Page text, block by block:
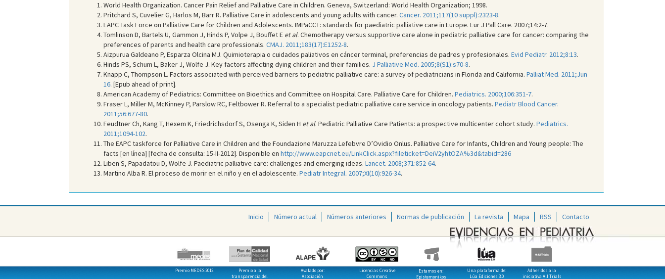
World Health Organization. Cancer Pain Relief and Palliative Care in Children. Geneva, Switzerland: World Health Organization; 1998.
Pritchard S, Cuvelier G, Harlos M, Barr R. Palliative Care in adolescents and young adults with cancer. Cancer. 2011;117(10 suppl):2323-8.
EAPC Task Force on Palliative Care for Children and Adolescents. IMPaCCT: standards for paediatric palliative care in Europe. Eur J Pall Care. 2007;14:2-7.
Tomlinson D, Bartels U, Gammon J, Hinds P, Volpe J, Bouffet E et al. Chemotherapy versus supportive care alone in pediatric palliative care for cancer: comparing the
preferences of parents and health care professionals. CMAJ. 2011;183(17):E1252-8.
Aizpurua Galdeano P, Esparza Olcina MJ. Quimioterapia o cuidados paliativos en cáncer terminal, preferencias de padres y profesionales. Evid Pediatr. 2012;8:13.
Hinds PS, Schum L, Baker J, Wolfe J. Key factors affecting dying children and their families. J Palliative Med. 2005;8(S1):s70-8.
Knapp C, Thompson L. Factors associated with perceived barriers to pediatric palliative care: a survey of pediatricians in Florida and California. Palliat Med. 2011;Jun
16. [Epub ahead of print].
American Academy of Pediatrics: Committee on Bioethics and Committee on Hospital Care. Palliative Care for Children. Pediatrics. 2000;106:351-7.
Fraser L, Miller M, McKinney P, Parslow RC, Feltbower R. Referral to a specialist pediatric palliative care service in oncology patients. Pediatr Blood Cancer.
2011;56:677-80.
Feudtner Ch, Kang T, Hexem K, Friedrichsdorf S, Osenga K, Siden H et al. Pediatric Palliative Care Patients: a prospective multicenter cohort study. Pediatrics.
2011;1094-102.
The EAPC taskforce for Palliative Care in Children and the Foundazione Maruzza Lefebvre D’Ovidio Onlus. Palliative Care for Infants, Children and Young people: The
facts [en línea] [fecha de consulta: 15-II-2012]. Disponible en http://www.eapcnet.eu/LinkClick.aspx?fileticket=DeiV2yhtOZA%3d&tabid=286
Liben S, Papadatou D, Wolfe J. Paediatric palliative care: challenges and emerging ideas. Lancet. 2008;371:852-64.
Martino Alba R. El proceso de morir en el niño y en el adolescente. Pediatr Integral. 2007;XI(10):926-34.
Inicio Número actual Números anteriores Normas de publicación La revista Mapa RSS Contacto
Premio MEDES 2012
Premio a la
transparencia del
Avalado por:
Asociación
Licencias Creative
Commons
Estamos en:
Epistemonikos
Una plataforma de:
Lúa Ediciones 3.0
Adheridos a la
iniciativa All Trials